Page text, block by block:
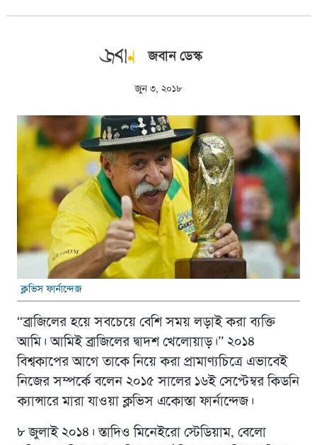
জবান ডেস্ক
জুন ৩, ২০১৮
ক্লভিস ফার্নান্দেজ
“ব্রাজিলের হয়ে সবচেয়ে বেশি সময় লড়াই করা ব্যক্তি
আমি। আমিই ব্রাজিলের দ্বাদশ খেলোয়াড়।” ২০১৪
বিশ্বকাপের আগে তাকে নিয়ে করা প্রামাণ্যচিত্রে এভাবেই
নিজের সম্পর্কে বলেন ২০১৫ সালের ১৬ই সেপ্টেম্বর কিডনি
ক্যান্সারে মারা যাওয়া ক্লভিস একোস্তা ফার্নান্দেজ।
৮ জুলাই ২০১৪। স্তাদিও মিনেইরো স্টেডিয়াম, বেলো